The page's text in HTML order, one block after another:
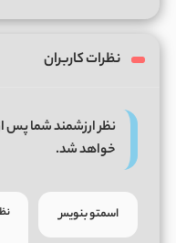
نظرات کاربران
نظر ارزشمند شما پس
خواهد شد.